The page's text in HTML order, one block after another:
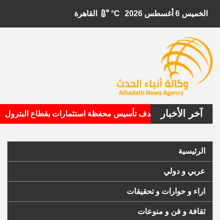
الخميس 6 أغسطس 2026 °C
آخر الأخبار
الأمريكية تستهدف تأسيس محفظة استثمارات بقطاع البترول
الرئيسية
عربي و دولي
اراء و حوارات و تحقيقات
ثقافة و فن و منوعات